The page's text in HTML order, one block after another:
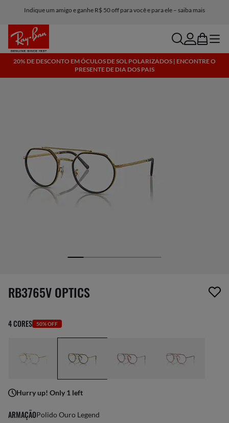
Indique um amigo e ganhe R$ 50 off para você e para ele – saiba mais
searchaccount
bag menu
20% DE DESCONTO EM ÓCULOS DE SOL POLARIZADOS | ENCONTRE O
PRESENTE DE DIA DOS PAIS
1 item foi removido da sua lista de desejos
RB3765V OPTICS
4 CORES 50% OFF
Hurry up! Only 1 left
ARMAÇÃOPolido Ouro Legend